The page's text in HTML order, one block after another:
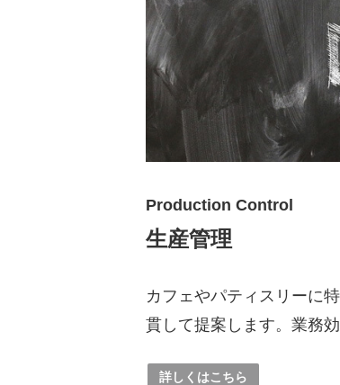
Production Control
生産管理
カフェやパティスリーに
貫して提案します。業務
詳しくはこちら